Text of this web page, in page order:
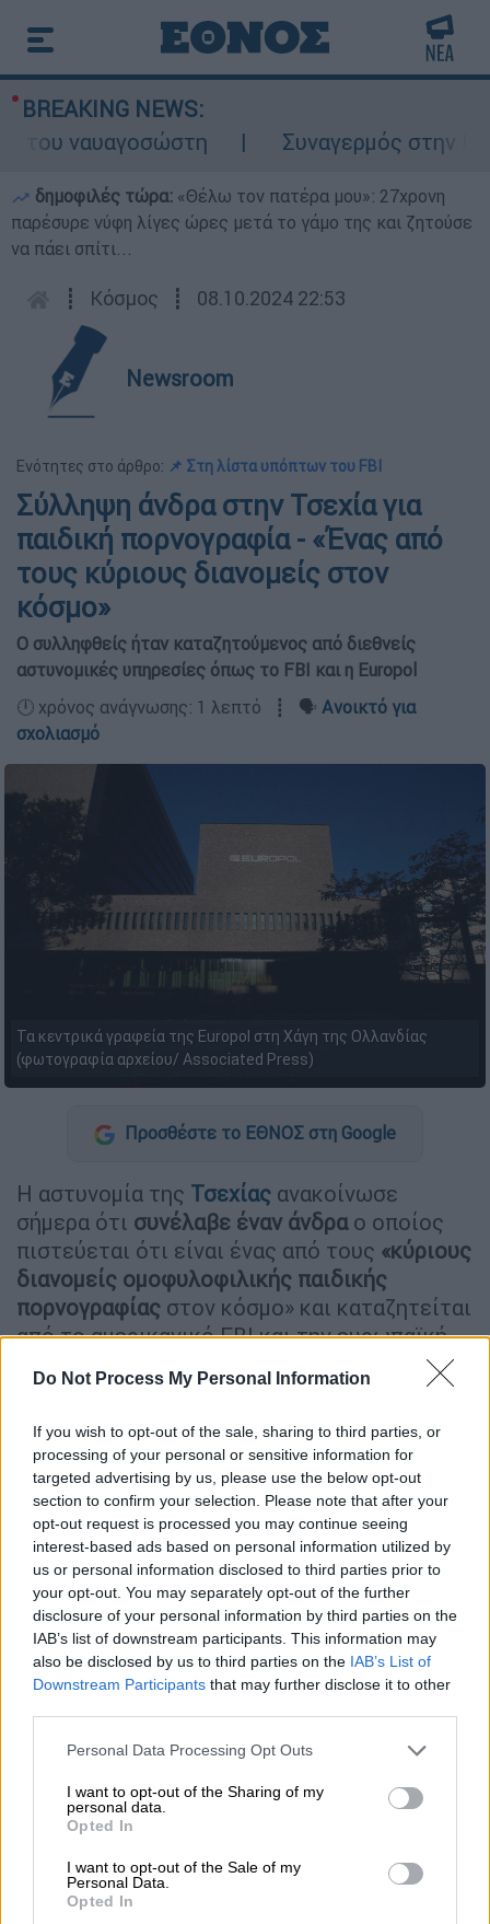
Do Not Process My Personal Information
If you wish to opt-out of the sale, sharing to third parties, or
processing of your personal or sensitive information for
targeted advertising by us, please use the below opt-out
section to confirm your selection. Please note that after your
opt-out request is processed you may continue seeing
interest-based ads based on personal information utilized by
us or personal information disclosed to third parties prior to
your opt-out. You may separately opt-out of the further
disclosure of your personal information by third parties on the
IAB’s list of downstream participants. This information may
also be disclosed by us to third parties on the IAB’s List of
Downstream Participants that may further disclose it to other
Please note that this website/app uses one or more Google
not limited to your visit or usage behaviour. You may click to
grant or deny consent to Google and its third-party tags to
use your data for below specified purposes in below Google
consent section.
Personal Data Processing Opt Outs
I want to opt-out of the Sharing of my
personal data.
Opted In
I want to opt-out of the Sale of my
Personal Data.
Opted In
BREAKING NEWS:
ναυαγοσώστη
Συναγερμός στην
δημοφιλές τώρα: «Θέλω τον πατέρα μου»: 27χρονη
παρέσυρε νύφη λίγες ώρες μετά το γάμο της και ζητούσε
να πάει σπίτι...
┋ Κόσμος ┋ 08.10.2024 22:53
Newsroom
Ενότητες στο άρθρο: 📌 Στη λίστα υπόπτων του FBI
Σύλληψη άνδρα στην Τσεχία για
παιδική πορνογραφία - «Ένας από
τους κύριους διανομείς στον
κόσμο»
Ο συλληφθείς ήταν καταζητούμενος από διεθνείς
αστυνομικές υπηρεσίες όπως το FBI και η Europol
🕛 χρόνος ανάγνωσης: 1 λεπτό ┋ 🗣️ Ανοικτό για
σχολιασμό
Τα κεντρικά γραφεία της Europol στη Χάγη της Ολλανδίας
(φωτογραφία αρχείου/ Associated Press)
Προσθέστε το ΕΘΝΟΣ στη Google
Η αστυνομία της Τσεχίας ανακοίνωσε
σήμερα ότι συνέλαβε έναν άνδραο οποίος
πιστεύεται ότι είναι ένας από τους «κύριους
διανομείς ομοφυλοφιλικής παιδικής
πορνογραφίας στον κόσμο» και καταζητείται
από το αμερικανικό FBI και την ευρωπαϊκή
ΔΙΑΒΑΣΤΕ ΕΠΙΣΗΣ
Τεχνολογία|22.07.2024 21:51
Πώς η τεχνητή νοημοσύνη
δυσχεραίνει τις έρευνες για παιδική
πορνογραφία: Τι λέει η Europol
Ούποπτος είναι τσεχικής καταγωγήςαλλά
έχει καιαμερικανικό διαβατήριο. Η
ταυτότητά του δεν αποκαλύφθηκε.
«Διένειμε κυρίως υλικό που δημιουργούσαν
άλλοι και έδινε συμβουλές για τη
σεξουαλική κακοποίηση ανήλικων αγοριών ή
για τηδιανομή υλικού παιδικής
πορνογραφίας στο «σκοτεινό διαδίκτυο»
(Darknet). Οι αστυνομικοί κατάφεραν να